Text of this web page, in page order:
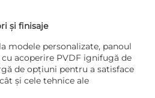
și finisaje
modele personalizate, panoul
acoperire PVDF ignifugă de
de opțiuni pentru a satisface
și cele tehnice ale